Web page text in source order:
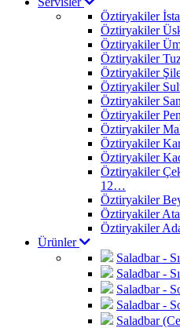
Öztiryakiler
Öztiryakiler
Öztiryakiler
Öztiryakiler
Öztiryakiler
Öztiryakiler
Öztiryakiler
Öztiryakiler
Öztiryakiler
Öztiryakiler
Öztiryakiler
Öztiryakiler
12…
Öztiryakiler
Öztiryakiler
Öztiryakiler
Ürünler
Saladbar -
Saladbar -
Saladbar -
Saladbar -
Saladbar